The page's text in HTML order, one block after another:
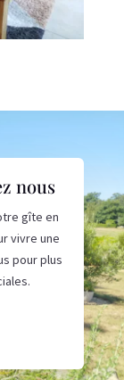
nous
gîte en
vivre une
pour plus